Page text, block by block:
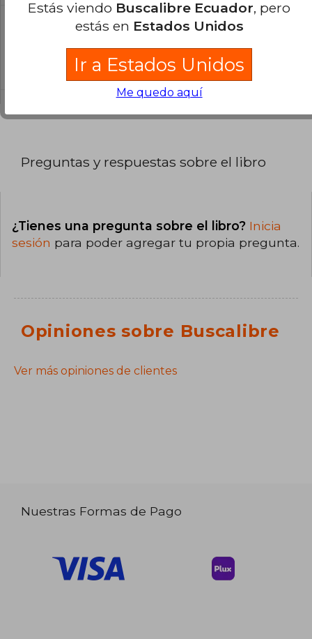
¿Cuál es la encuadernación de este libro?
La encuadernación de esta edición es Tapa
Preguntas y respuestas sobre el libro
¿Tienes una pregunta sobre el libro? Inicia
sesión para poder agregar tu propia pregunta.
Opiniones sobre Buscalibre
Ver más opiniones de clientes
Nuestras Formas de Pago
Estás viendo Buscalibre Ecuador, pero
estás en Estados Unidos
Ir a Estados Unidos
Me quedo aquí